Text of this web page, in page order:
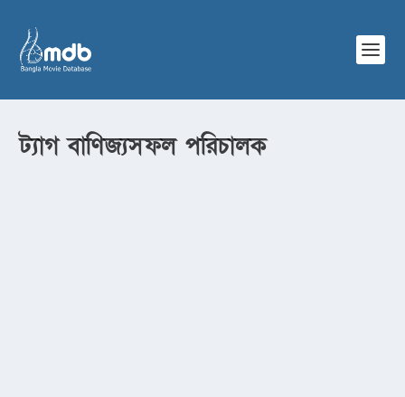
ট্যাগবাণিজ্যসফল পরিচালক